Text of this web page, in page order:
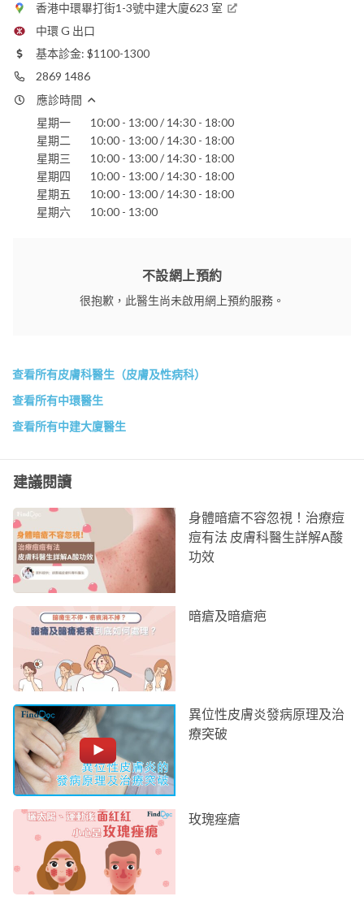
香港中環畢打街1-3號中建大廈623 室
中環 G 出口
基本診金: $1100-1300
2869 1486
應診時間
星期一
10:00 - 13:00 / 14:30 - 18:00
星期二
10:00 - 13:00 / 14:30 - 18:00
星期三
10:00 - 13:00 / 14:30 - 18:00
星期四
10:00 - 13:00 / 14:30 - 18:00
星期五
10:00 - 13:00 / 14:30 - 18:00
星期六
10:00 - 13:00
不設網上預約
很抱歉，此醫生尚未啟用網上預約服務。
查看所有皮膚科醫生（皮膚及性病科）
查看所有中環醫生
查看所有中建大廈醫生
建議閱讀
身體暗瘡不容忽視！治療痘
痘有法 皮膚科醫生詳解A酸
功效
暗瘡及暗瘡疤
異位性皮膚炎發病原理及治
療突破
玫瑰痤瘡